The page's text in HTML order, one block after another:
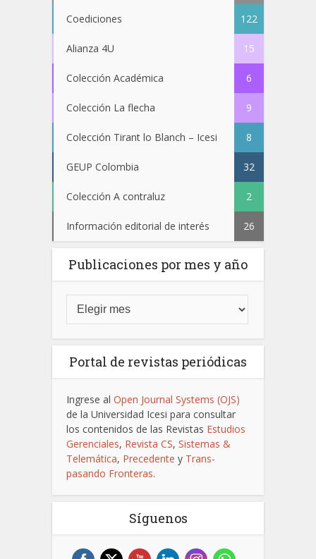
Coediciones 122
Alianza 4U 15
Colección Académica 6
Colección La flecha 9
Colección Tirant lo Blanch – Icesi 8
GEUP Colombia 32
Colección A contraluz 2
Información editorial de interés 26
Publicaciones por mes y año
Portal de revistas periódicas
Ingrese al Open Journal Systems (OJS)
de la Universidad Icesi para consultar
los contenidos de las Revistas Estudios
Gerenciales, Revista CS, Sistemas &
Telemática, Precedente y Trans-
pasando Fronteras.
Síguenos